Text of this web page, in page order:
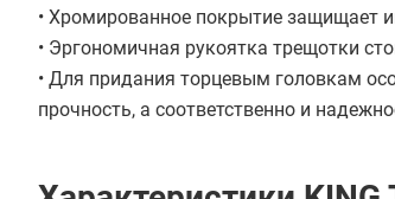
• Хромированное покрытие защищает
• Эргономичная рукоятка трещотки
• Для придания торцевым головкам
прочность, а соответственно и